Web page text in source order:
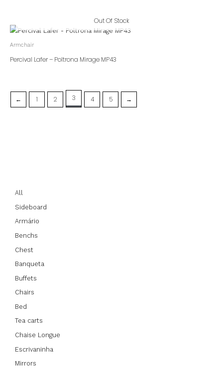
All
Sideboard
Armário
Benchs
Chest
Banqueta
Buffets
Chairs
Bed
Tea carts
Chaise Longue
Escrivaninha
Mirrors
Out Of Stock
Armchair
Percival Lafer – Poltrona Mirage MP43
← 1 2 3 4 5 →